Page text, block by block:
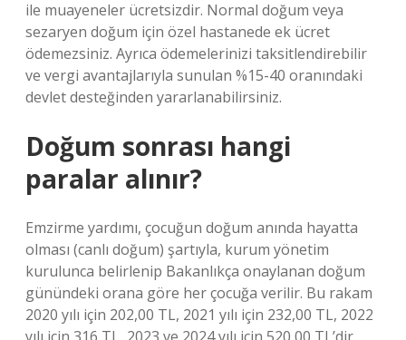
ile muayeneler ücretsizdir. Normal doğum veya
sezaryen doğum için özel hastanede ek ücret
ödemezsiniz. Ayrıca ödemelerinizi taksitlendirebilir
ve vergi avantajlarıyla sunulan %15-40 oranındaki
devlet desteğinden yararlanabilirsiniz.
Doğum sonrası hangi
paralar alınır?
Emzirme yardımı, çocuğun doğum anında hayatta
olması (canlı doğum) şartıyla, kurum yönetim
kurulunca belirlenip Bakanlıkça onaylanan doğum
günündeki orana göre her çocuğa verilir. Bu rakam
2020 yılı için 202,00 TL, 2021 yılı için 232,00 TL, 2022